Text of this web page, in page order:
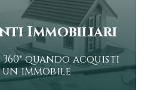
Immobiliari
quando acquisti
immobile